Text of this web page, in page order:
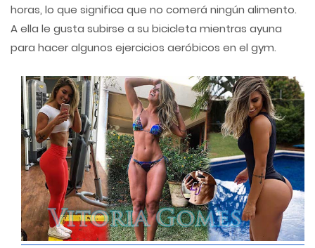
horas, lo que significa que no comerá ningún alimento.
A ella le gusta subirse a su bicicleta mientras ayuna
para hacer algunos ejercicios aeróbicos en el gym.